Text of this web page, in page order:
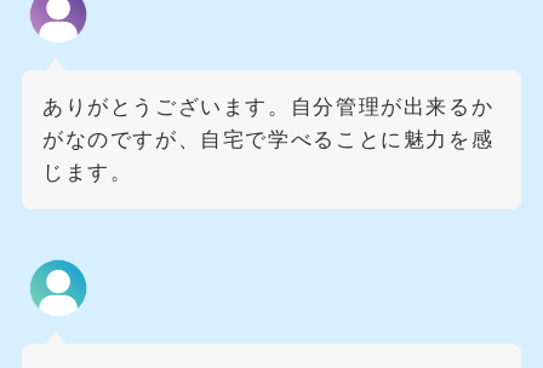
ありがとうございます。自分管理が出来るか
がなのですが、自宅で学べることに魅力を感
じます。